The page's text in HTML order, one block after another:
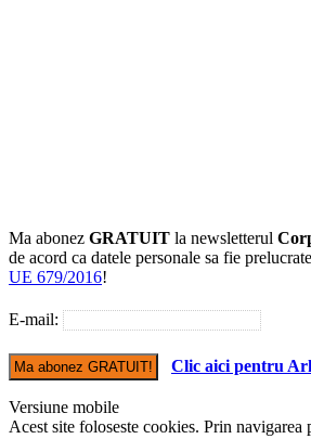
Ma abonez GRATUIT la newsletterul
de acord ca datele personale sa fie
UE 679/2016!
E-mail:
Clic aici pentru
Versiune mobile
Acest site foloseste cookies. Prin navigarea